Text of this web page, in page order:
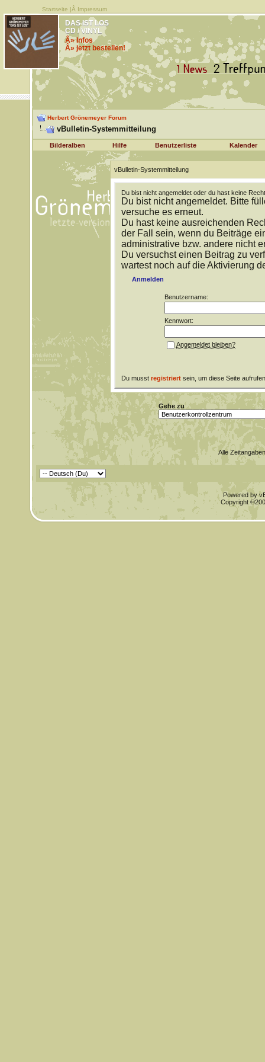
Startseite |Â Impressum
DAS IST LOS
CD / VINYL
Â» Infos
Â» jetzt bestellen!
Herbert Grönemeyer Forum
vBulletin-Systemmitteilung
Bilderalben Hilfe Benutzerliste Kalender
vBulletin-Systemmitteilung
Du bist nicht angemeldet oder du hast keine
Du bist nicht angemeldet. Bitte
versuche es erneut.
Du hast keine ausreichenden
der Fall sein, wenn du Beiträge
administrative bzw. andere nicht
Du versuchst einen Beitrag zu
wartest noch auf die Aktivierung
Anmelden
Benutzername:
Kennwort:
Angemeldet bleiben?
Du musst registriertsein, um diese Seite
Gehe zu
Alle
Powered by
Copyright